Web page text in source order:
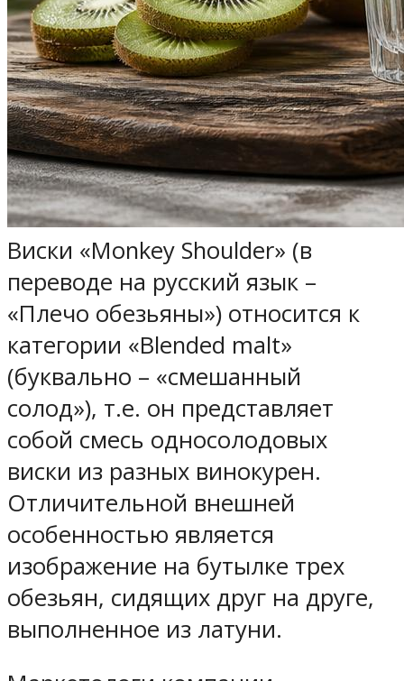
Виски «Monkey Shoulder» (в
переводе на русский язык –
«Плечо обезьяны») относится к
категории «Blended malt»
(буквально – «смешанный
солод»), т.е. он представляет
собой смесь односолодовых
виски из разных винокурен.
Отличительной внешней
особенностью является
изображение на бутылке трех
обезьян, сидящих друг на друге,
выполненное из латуни.